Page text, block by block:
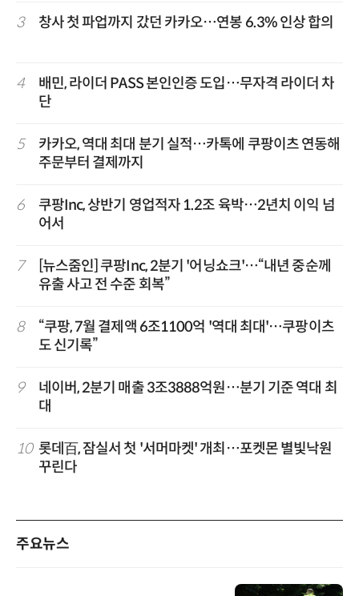
3 창사 첫 파업까지 갔던 카카오…연봉 6.3% 인상 합의
4
배민, 라이더 PASS 본인인증 도입…무자격 라이더 차
단
5
카카오, 역대 최대 분기 실적…카톡에 쿠팡이츠 연동해
주문부터 결제까지
6
쿠팡Inc, 상반기 영업적자 1.2조 육박…2년치 이익 넘
어서
7
[뉴스줌인] 쿠팡Inc, 2분기 '어닝쇼크'…“내년 중순께
유출 사고 전 수준 회복”
8
“쿠팡, 7월 결제액 6조1100억 '역대 최대'…쿠팡이츠
도 신기록”
9
네이버, 2분기 매출 3조3888억원…분기 기준 역대 최
대
10 롯데百, 잠실서 첫 '서머마켓' 개최…포켓몬 별빛낙원
꾸린다
주요뉴스